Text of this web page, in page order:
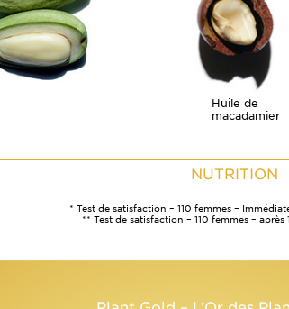
Huile de
macadamier
NUTRITION
* Test de satisfaction – 110 femmes –
** Test de satisfaction – 110 femmes – après